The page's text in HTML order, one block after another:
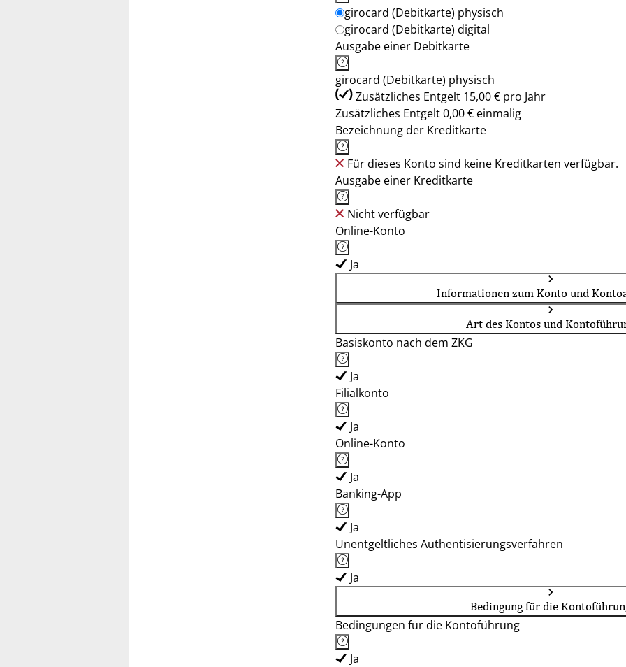
girocard (Debitkarte) physisch
girocard (Debitkarte) digital
Ausgabe einer Debitkarte
girocard (Debitkarte) physisch
Zusätzliches Entgelt 15,00 € pro Jahr
Zusätzliches Entgelt 0,00 € einmalig
Bezeichnung der Kreditkarte
Für dieses Konto sind keine Kreditkarten verfügbar.
Ausgabe einer Kreditkarte
Nicht verfügbar
Online-Konto
Ja
Informationen zum Konto und
Art des Kontos und
Basiskonto nach dem ZKG
Ja
Filialkonto
Ja
Online-Konto
Ja
Banking-App
Ja
Unentgeltliches Authentisierungsverfahren
Ja
Bedingung für die
Bedingungen für die Kontoführung
Ja